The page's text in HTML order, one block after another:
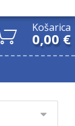
Košarica
0,00 €